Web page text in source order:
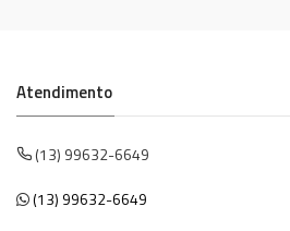
Atendimento
(13) 99632-6649
(13) 99632-6649